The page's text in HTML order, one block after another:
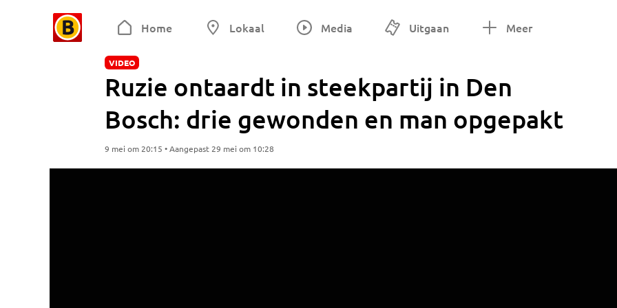
Home Lokaal Media Uitgaan Meer
VIDEO
Ruzie ontaardt in steekpartij in Den
Bosch: drie gewonden en man opgepakt
9 mei om 20:15 • Aangepast 29 mei om 10:28